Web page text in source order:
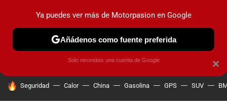
PRUEBAS COCHES ELÉCTRICOS OBSERVATORIO
HOY SE HABLA DE
Seguridad Calor China Gasolina GPS SUV
×
Ya puedes ver más de Motorpasion en Google
Añádenos como fuente preferida
Solo necesitas una cuenta de Google